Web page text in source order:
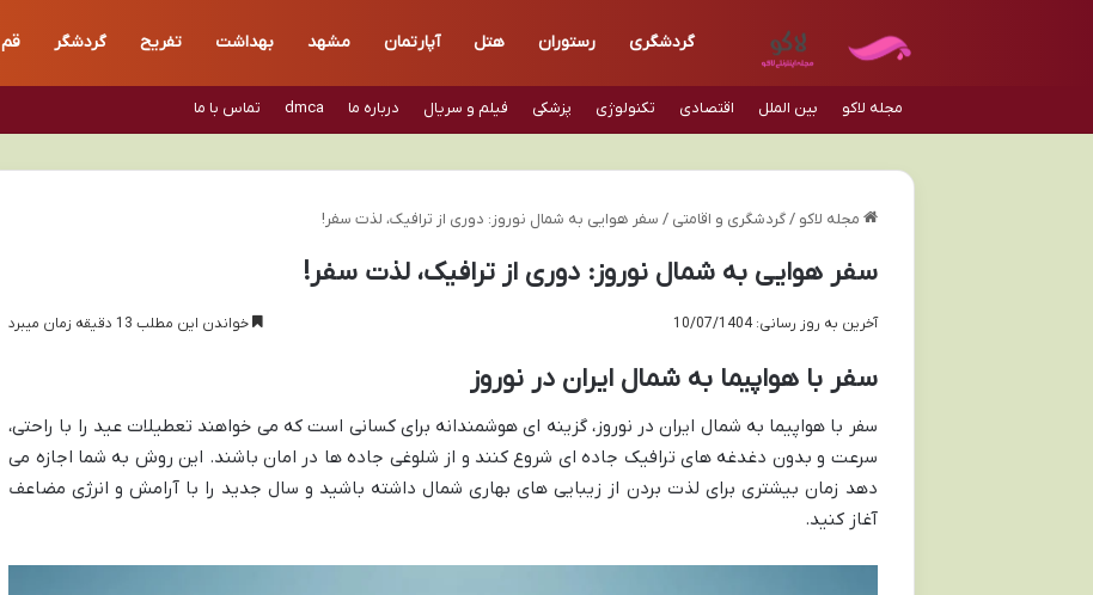
گردشگری رستوران هتل آپارتمان مشهد بهداشت تفریح گردشگر قم
مجله لاکو بین الملل اقتصادی تکنولوژی پزشکی فیلم و سریال درباره ما dmca تماس با ما
مجله لاکو / گردشگری و اقامتی / سفر هوایی به شمال نوروز: دوری از ترافیک، لذت سفر!
سفر هوایی به شمال نوروز: دوری از ترافیک، لذت سفر!
آخرین به روز رسانی: 10/07/1404 خواندن این مطلب 13 دقیقه زمان میبرد
سفر با هواپیما به شمال ایران در نوروز
سفر با هواپیما به شمال ایران در نوروز، گزینه ای هوشمندانه برای کسانی است که می خواهند تعطیلات عید را با راحتی،
سرعت و بدون دغدغه های ترافیک جاده ای شروع کنند و از شلوغی جاده ها در امان باشند. این روش به شما اجازه می
دهد زمان بیشتری برای لذت بردن از زیبایی های بهاری شمال داشته باشید و سال جدید را با آرامش و انرژی مضاعف
آغاز کنید.